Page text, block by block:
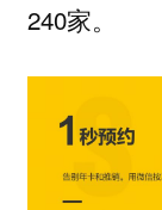
240家。